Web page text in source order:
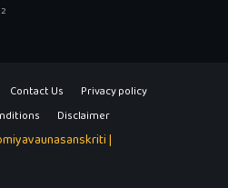
Contact Us
Privacy policy
Disclaimer
|